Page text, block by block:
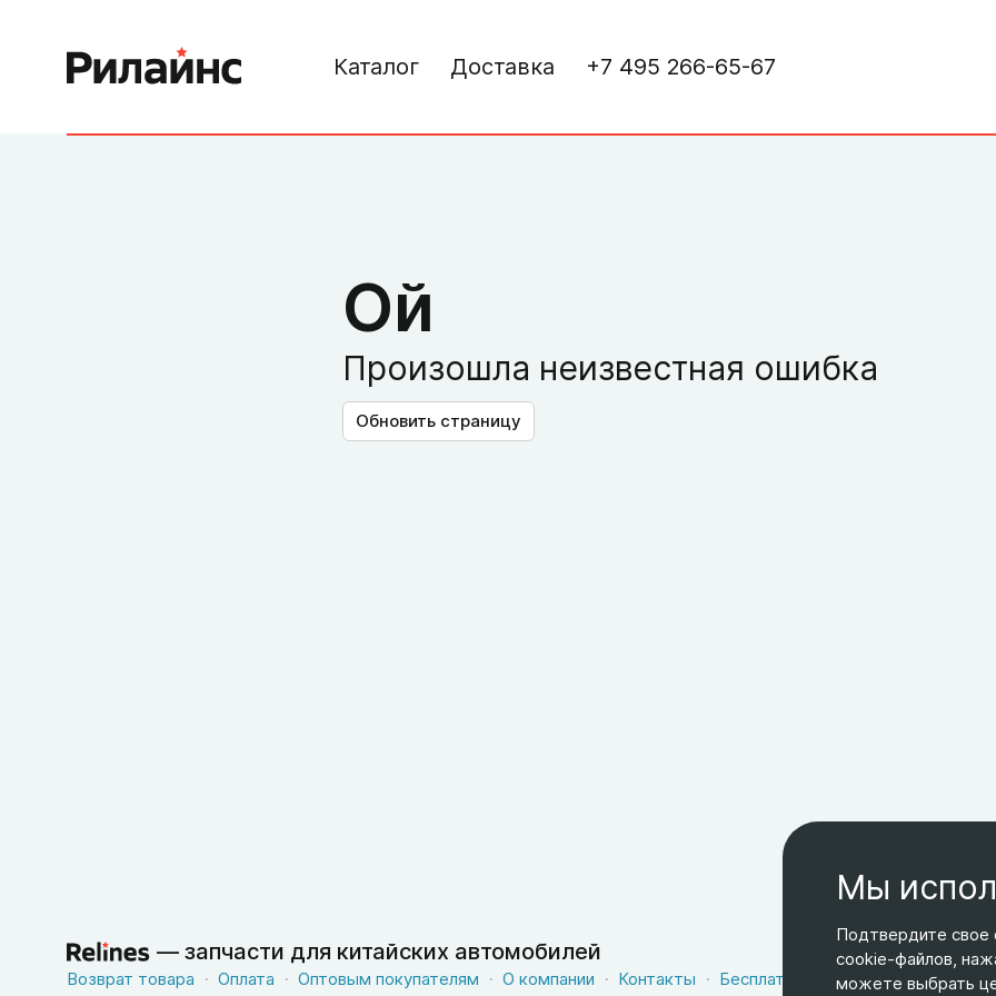
Каталог Доставка +7 495 266-65-67
Ой
Произошла неизвестная ошибка
Обновить страницу
— запчасти для китайских автомобилей
Возврат товара Оплата Оптовым покупателям О компании Контакты Бесплатная доставка
Оферта
Мы
Подтвердите свое
cookie-файлов,
можете выбрать